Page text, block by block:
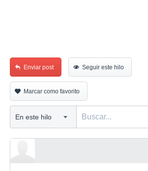
Enviar post Seguir este hilo
Marcar como favorito